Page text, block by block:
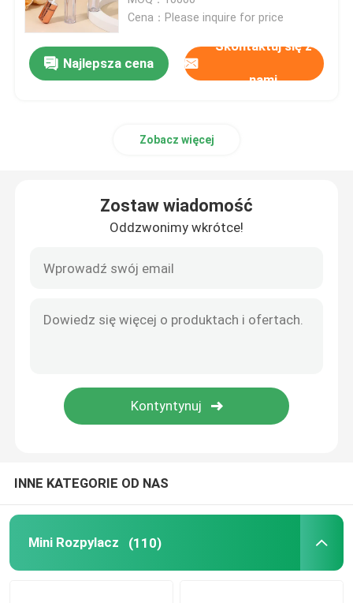
Dozownik pompy kosmetycznej
Mgły opryskiwacza
Błyszczyk w tubce
Plastikowy słoik na krem
Cena：Please inquire for price
Najlepsza cena
Skontaktuj się z
nami
Zobacz więcej
Zostaw wiadomość
Oddzwonimy wkrótce!
INNE KATEGORIE OD NAS
Mini Rozpylacz (110)